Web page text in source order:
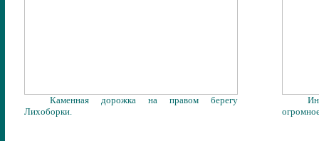
Каменная дорожка на правом берегу
Лихоборки.